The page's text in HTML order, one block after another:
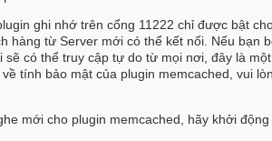
ghi nhớ trên cổng 11222 chỉ được bật
hàng từ Server mới có thể kết nối. Nếu bạn
có thể truy cập tự do từ mọi nơi, đây là
tính bảo mật của plugin memcached, vui
mới cho plugin memcached, hãy khởi động